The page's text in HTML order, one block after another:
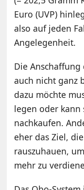
Euro (UVP)
also auf jeden
Angelegenheit.
Die
auch nicht ganz
dazu möchte
legen oder kann
nachkaufen.
eher das Ziel,
rauszuhauen,
mehr zu